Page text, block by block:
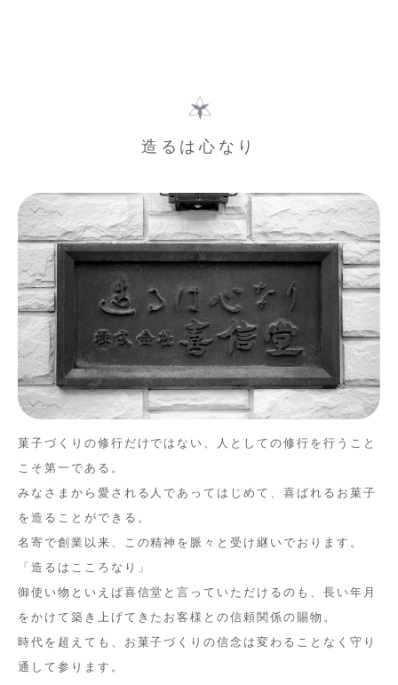
造るは心なり
菓子づくりの修行だけではない、人としての修行を行うこと
こそ第一である。
みなさまから愛される人であってはじめて、喜ばれるお菓子
を造ることができる。
名寄で創業以来、この精神を脈々と受け継いでおります。
「造るはこころなり」
御使い物といえば喜信堂と言っていただけるのも、長い年月
をかけて築き上げてきたお客様との信頼関係の賜物。
時代を超えても、お菓子づくりの信念は変わることなく守り
通して参ります。